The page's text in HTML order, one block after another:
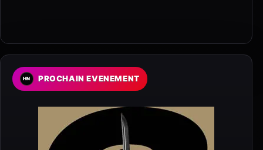
PROCHAIN EVENEMENT